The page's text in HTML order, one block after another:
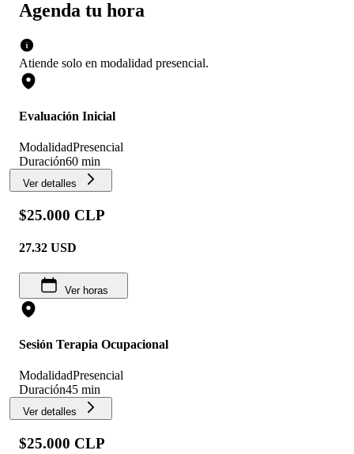
Agenda tu hora
Atiende solo en modalidad presencial.
Evaluación Inicial
ModalidadPresencial
Duración60 min
Ver detalles
$25.000 CLP
27.32 USD
Ver horas
Sesión Terapia Ocupacional
ModalidadPresencial
Duración45 min
Ver detalles
$25.000 CLP